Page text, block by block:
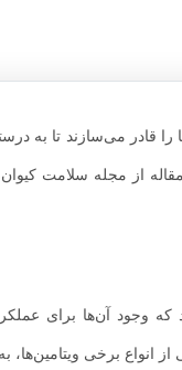
می‌سازند تا به
از مجله سلامت
وجود آن‌ها برای
انواع برخی ویتامین‌ها،